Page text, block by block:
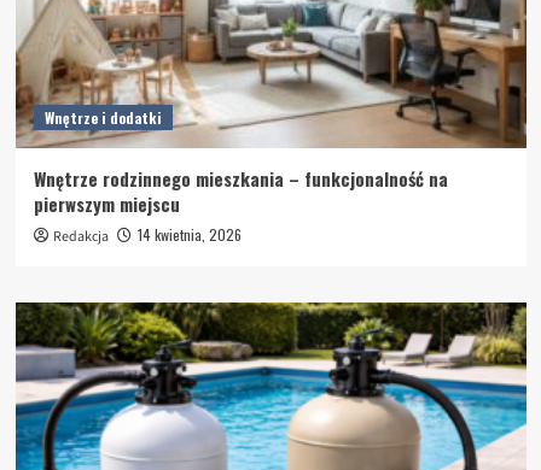
Wnętrze i dodatki
Wnętrze rodzinnego mieszkania – funkcjonalność na
pierwszym miejscu
Redakcja 14 kwietnia, 2026